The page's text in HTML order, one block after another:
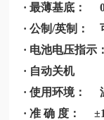
· 最薄基底：
· 公制/英制：
· 电池电压指示
· 自动关机
· 使用环境：
· 准 确 度：